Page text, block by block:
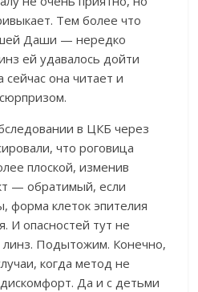
Тем более что
Даши — нередко
ей удавалось дойти
сейчас она читает и
в ЦКБ через
что роговица
плоской, изменив
— обратимый, если
форма клеток эпителия
И опасностей тут не
Подытожим. Конечно,
когда метод не
Да и с детьми